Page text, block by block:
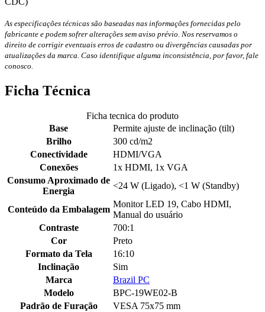
As especificações técnicas são baseadas nas informações fornecidas pelo
fabricante e podem sofrer alterações sem aviso prévio. Nos reservamos o
direito de corrigir eventuais erros de cadastro ou divergências causadas por
atualizações da marca. Caso identifique alguma inconsistência, por favor, fale
conosco.
Ficha Técnica
Ficha tecnica do produto
Base
Permite ajuste de inclinação (tilt)
Brilho
300 cd/m2
Conectividade
HDMI/VGA
Conexões
1x HDMI, 1x VGA
Consumo Aproximado de
Energia
<24 W (Ligado), <1 W (Standby)
Conteúdo da Embalagem
Monitor LED 19, Cabo HDMI,
Manual do usuário
Contraste
700:1
Cor
Preto
Formato da Tela
16:10
Inclinação
Sim
Marca
Brazil PC
Modelo
BPC-19WE02-B
Padrão de Furação
VESA 75x75 mm